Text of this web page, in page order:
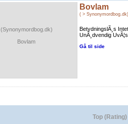
(Synonymordbog.dk)
Bovlam
Bovlam
( > Synonymordbog.dk)
BetydningslÃ¸s
UnÃ¸dvendig
Gå til side
Top